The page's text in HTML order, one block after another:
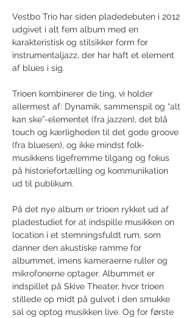
Vestbo Trio har siden pladedebuten i 2012
udgivet i alt fem album med en
karakteristisk og stilsikker form for
instrumentaljazz, der har haft et element
af blues i sig.
Trioen kombinerer de ting, vi holder
allermest af: Dynamik, sammenspil og “alt
kan ske”-elementet (fra jazzen), det blå
touch og kærligheden til det gode groove
(fra bluesen), og ikke mindst folk-
musikkens ligefremme tilgang og fokus
på historiefortælling og kommunikation
ud til publikum.
På det nye album er trioen rykket ud af
pladestudiet for at indspille musikken on
location i et stemningsfuldt rum, som
danner den akustiske ramme for
albummet, imens kameraerne ruller og
mikrofonerne optager. Albummet er
indspillet på Skive Theater, hvor trioen
stillede op midt på gulvet i den smukke
sal og optog musikken live. Og for første